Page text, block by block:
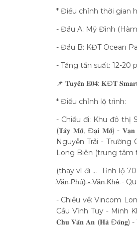
* Điều chỉnh thời gian
- Đầu A: Mỹ Đình
- Đầu B: KĐT Ocean
- Tăng tần suất: 12-20
📌 𝐓𝐮𝐲𝐞̂́𝐧 𝐄𝟎𝟒: 𝐊Đ𝐓
* Điều chỉnh lộ trình:
- Chiều đi: Khu đô thị
(𝐓𝐚̂𝐲 𝐌𝐨̂̃, Đ𝐚̣𝐢 𝐌𝐨̂̃) -
Nguyễn Trãi -
Long Biên (trung tâm
(thay vì đi …- Tỉnh lộ 70
̵V̵ă̵n̵ ̵P̵h̵ú̵)̵ ̵-̵ ̵V̵ă̵n̵ ̵K̵h̵ê̵ -
- Chiều về: Vincom
Cầu Vĩnh Tuy - Minh
𝐂𝐡𝐮 𝐕𝐚̆𝐧 𝐀𝐧 (𝐇𝐚̀ Đ𝐨̂𝐧𝐠) -